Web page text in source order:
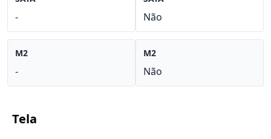
-
M2
-
Não
M2
Não
Tela